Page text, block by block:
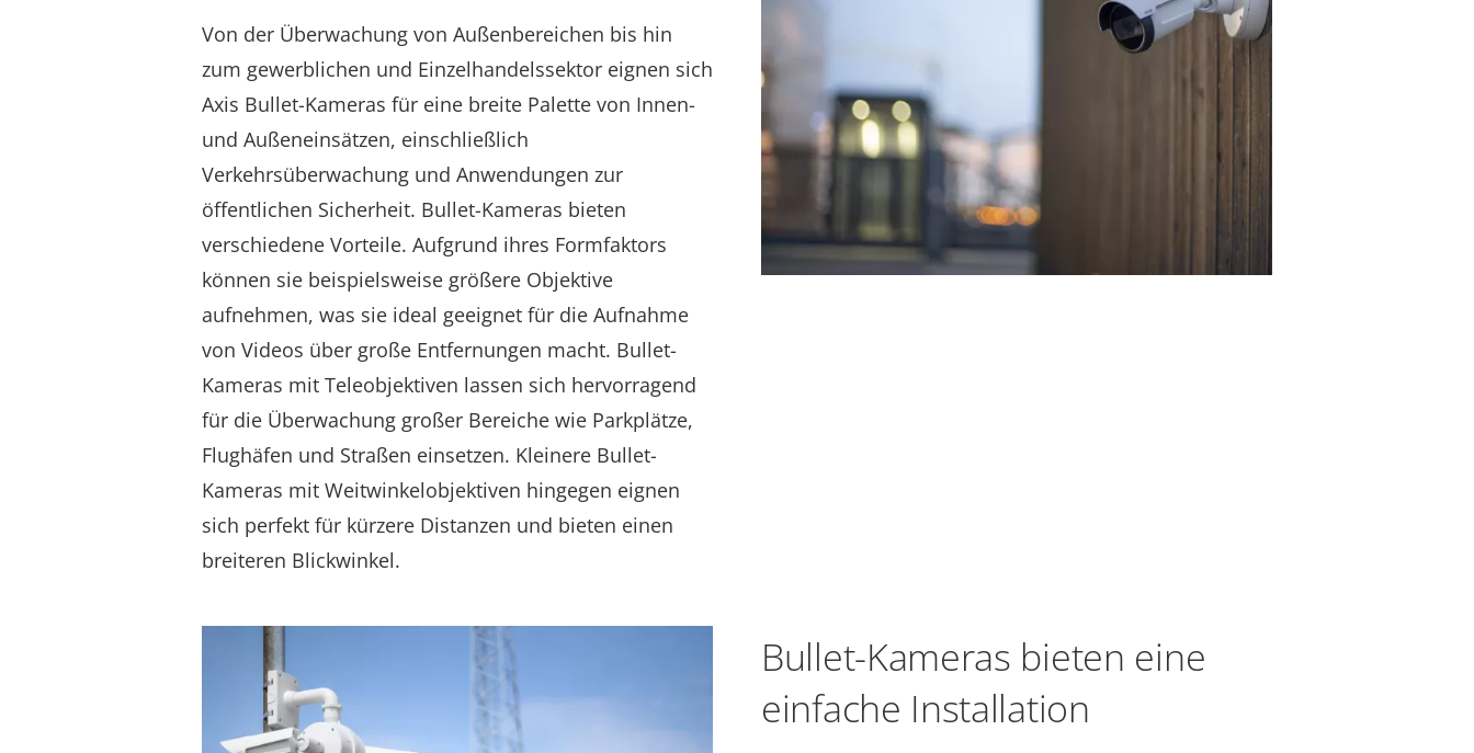
Von der Überwachung von Außenbereichen bis hin
zum gewerblichen und Einzelhandelssektor eignen sich
Axis Bullet-Kameras für eine breite Palette von Innen-
und Außeneinsätzen, einschließlich
Verkehrsüberwachung und Anwendungen zur
öffentlichen Sicherheit. Bullet-Kameras bieten
verschiedene Vorteile. Aufgrund ihres Formfaktors
können sie beispielsweise größere Objektive
aufnehmen, was sie ideal geeignet für die Aufnahme
von Videos über große Entfernungen macht. Bullet-
Kameras mit Teleobjektiven lassen sich hervorragend
für die Überwachung großer Bereiche wie Parkplätze,
Flughäfen und Straßen einsetzen. Kleinere Bullet-
Kameras mit Weitwinkelobjektiven hingegen eignen
sich perfekt für kürzere Distanzen und bieten einen
breiteren Blickwinkel.
Bullet-Kameras bieten eine
einfache Installation